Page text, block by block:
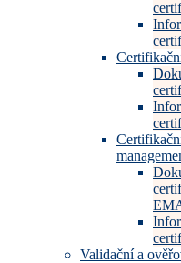
Validační a